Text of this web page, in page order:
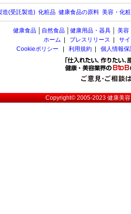
造(受託製造) 化粧品 健康食品の原料 美容・化
健康食品 自然食品 健康用品・器具 美容
ホーム
プレスリリース
サ
Cookieポリシー
利用規約 個人情報
Copyright© 2005-2023健康美